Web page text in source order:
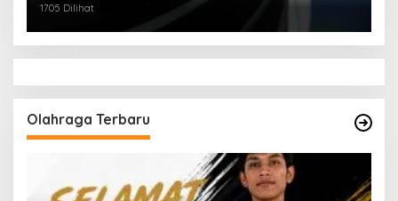
1705 Dilihat
Olahraga Terbaru